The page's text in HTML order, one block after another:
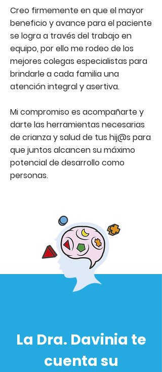
Creo firmemente en que el mayor
beneficio y avance para el paciente
se logra a través del trabajo en
equipo, por ello me rodeo de los
mejores colegas especialistas para
brindarle a cada familia una
atención integral y asertiva.
Mi compromiso es acompañarte y
darte las herramientas necesarias
de crianza y salud de tus hij@s para
que juntos alcancen su máximo
potencial de desarrollo como
personas.
La Dra. Davinia te
cuenta su